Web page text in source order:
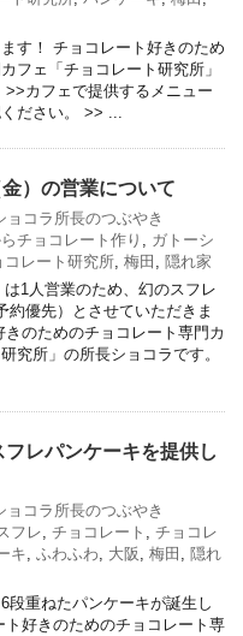
す！ チョコレート好きのため
フェ「チョコレート研究所」
>>カフェで提供するメニュー
ださい。 >> ...
）の営業について
ョコラ所長のつぶやき
チョコレート作り , ガトーシ
コレート研究所, 梅田 , 隠れ家
1人営業のため、幻のスフレ
約優先）とさせていただきま
のためのチョコレート専門カ
究所」の所長ショコラです。
レパンケーキを提供し
ョコラ所長のつぶやき
フレ, チョコレート , チョコレ
キ, ふわふわ, 大阪 , 梅田 , 隠れ
段重ねたパンケーキが誕生し
ト好きのためのチョコレート専